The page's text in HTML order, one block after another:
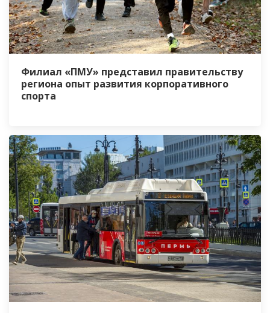
Филиал «ПМУ» представил правительству
региона опыт развития корпоративного
спорта